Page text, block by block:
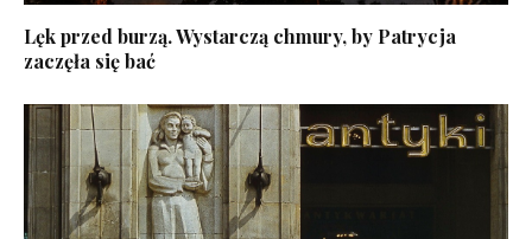
Lęk przed burzą. Wystarczą chmury, by Patrycja
zaczęła się bać